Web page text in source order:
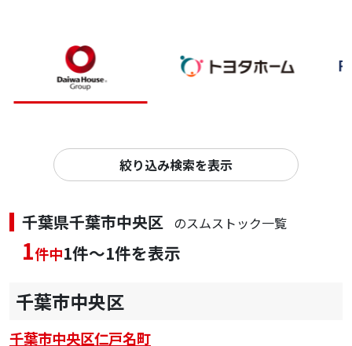
絞り込み検索を表示
千葉県千葉市中央区 のスムストック一覧
1件中1件～1件を表示
千葉市中央区
千葉市中央区仁戸名町